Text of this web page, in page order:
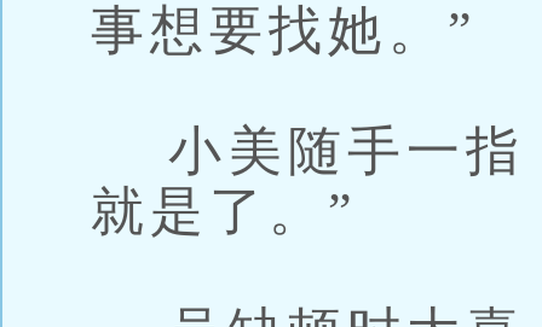
事想要找她。”
小美随手一指
就是了。”